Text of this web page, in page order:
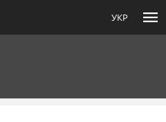
УКР menu